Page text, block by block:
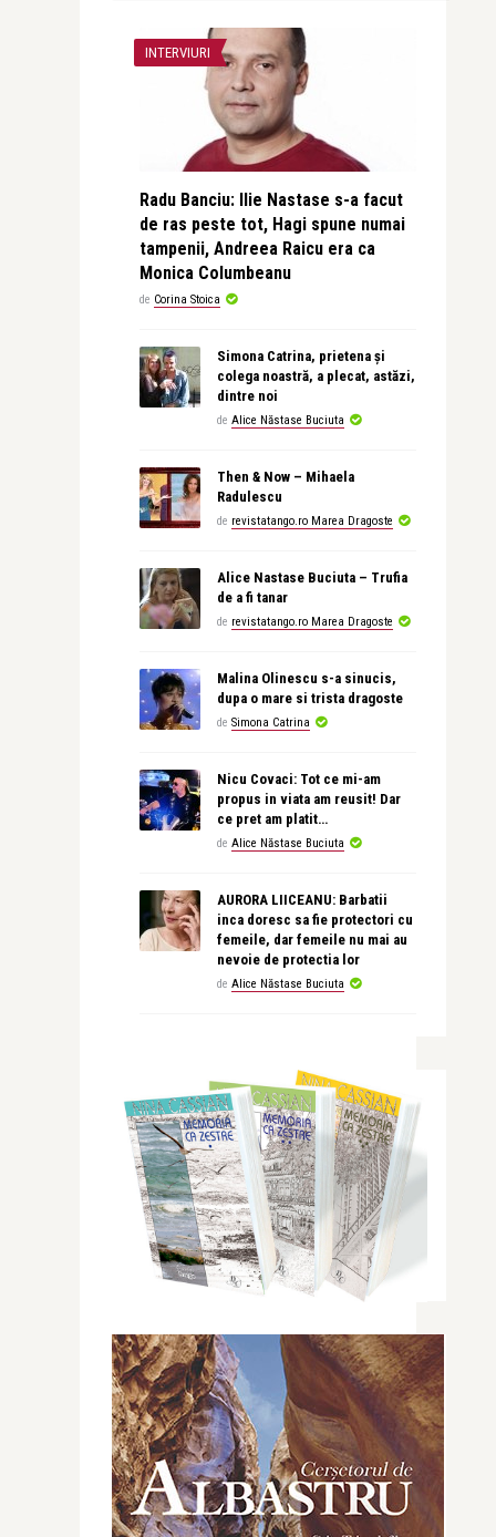
INTERVIURI
Radu Banciu: Ilie Nastase s-a facut
de ras peste tot, Hagi spune numai
tampenii, Andreea Raicu era ca
Monica Columbeanu
de Corina Stoica
Simona Catrina, prietena și
colega noastră, a plecat, astăzi,
dintre noi
de Alice Năstase Buciuta
Then & Now – Mihaela
Radulescu
de revistatango.ro Marea Dragoste
Alice Nastase Buciuta – Trufia
de a fi tanar
de revistatango.ro Marea Dragoste
Malina Olinescu s-a sinucis,
dupa o mare si trista dragoste
de Simona Catrina
Nicu Covaci: Tot ce mi-am
propus in viata am reusit! Dar
ce pret am platit…
de Alice Năstase Buciuta
AURORA LIICEANU: Barbatii
inca doresc sa fie protectori cu
femeile, dar femeile nu mai au
nevoie de protectia lor
de Alice Năstase Buciuta